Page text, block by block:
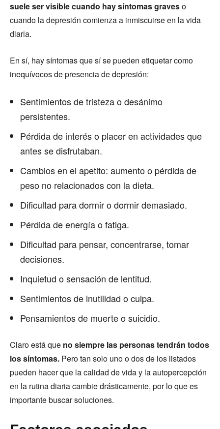
suele ser visible cuando hay síntomas graveso
cuando la depresión comienza a inmiscuirse en la vida
diaria.
En sí, hay síntomas que sí se pueden etiquetar como
inequívocos de presencia de depresión:
Sentimientos de tristeza o desánimo
persistentes.
Pérdida de interés o placer en actividades que
antes se disfrutaban.
Cambios en el apetito: aumento o pérdida de
peso no relacionados con la dieta.
Dificultad para dormir o dormir demasiado.
Pérdida de energía o fatiga.
Dificultad para pensar, concentrarse, tomar
decisiones.
Inquietud o sensación de lentitud.
Sentimientos de inutilidad o culpa.
Pensamientos de muerte o suicidio.
Claro está que no siempre las personas tendrán todos
los síntomas. Pero tan solo uno o dos de los listados
pueden hacer que la calidad de vida y la autopercepción
en la rutina diaria cambie drásticamente, por lo que es
importante buscar soluciones.